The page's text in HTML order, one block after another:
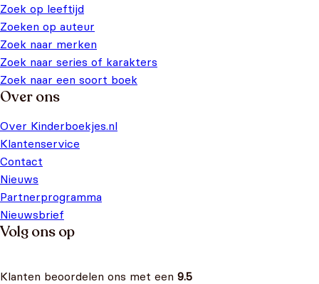
Zoek op leeftijd
Zoeken op auteur
Zoek naar merken
Zoek naar series of karakters
Zoek naar een soort boek
Over ons
Over Kinderboekjes.nl
Klantenservice
Contact
Nieuws
Partnerprogramma
Nieuwsbrief
Volg ons op
Klanten beoordelen ons met een 9.5